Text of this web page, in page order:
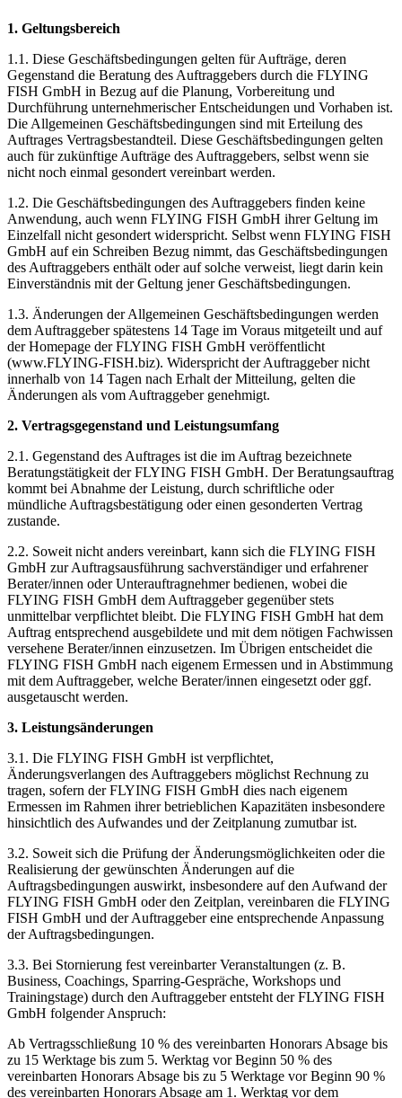
1. Geltungsbereich
1.1. Diese Geschäftsbedingungen gelten für Aufträge, deren
Gegenstand die Beratung des Auftraggebers durch die FLYING
FISH GmbH in Bezug auf die Planung, Vorbereitung und
Durchführung unternehmerischer Entscheidungen und Vorhaben ist.
Die Allgemeinen Geschäftsbedingungen sind mit Erteilung des
Auftrages Vertragsbestandteil. Diese Geschäftsbedingungen gelten
auch für zukünftige Aufträge des Auftraggebers, selbst wenn sie
nicht noch einmal gesondert vereinbart werden.
1.2. Die Geschäftsbedingungen des Auftraggebers finden keine
Anwendung, auch wenn FLYING FISH GmbH ihrer Geltung im
Einzelfall nicht gesondert widerspricht. Selbst wenn FLYING FISH
GmbH auf ein Schreiben Bezug nimmt, das Geschäftsbedingungen
des Auftraggebers enthält oder auf solche verweist, liegt darin kein
Einverständnis mit der Geltung jener Geschäftsbedingungen.
1.3. Änderungen der Allgemeinen Geschäftsbedingungen werden
dem Auftraggeber spätestens 14 Tage im Voraus mitgeteilt und auf
der Homepage der FLYING FISH GmbH veröffentlicht
(www.FLYING-FISH.biz). Widerspricht der Auftraggeber nicht
innerhalb von 14 Tagen nach Erhalt der Mitteilung, gelten die
Änderungen als vom Auftraggeber genehmigt.
2. Vertragsgegenstand und Leistungsumfang
2.1. Gegenstand des Auftrages ist die im Auftrag bezeichnete
Beratungstätigkeit der FLYING FISH GmbH. Der Beratungsauftrag
kommt bei Abnahme der Leistung, durch schriftliche oder
mündliche Auftragsbestätigung oder einen gesonderten Vertrag
zustande.
2.2. Soweit nicht anders vereinbart, kann sich die FLYING FISH
GmbH zur Auftragsausführung sachverständiger und erfahrener
Berater/innen oder Unterauftragnehmer bedienen, wobei die
FLYING FISH GmbH dem Auftraggeber gegenüber stets
unmittelbar verpflichtet bleibt. Die FLYING FISH GmbH hat dem
Auftrag entsprechend ausgebildete und mit dem nötigen Fachwissen
versehene Berater/innen einzusetzen. Im Übrigen entscheidet die
FLYING FISH GmbH nach eigenem Ermessen und in Abstimmung
mit dem Auftraggeber, welche Berater/innen eingesetzt oder ggf.
ausgetauscht werden.
3. Leistungsänderungen
3.1. Die FLYING FISH GmbH ist verpflichtet,
Änderungsverlangen des Auftraggebers möglichst Rechnung zu
tragen, sofern der FLYING FISH GmbH dies nach eigenem
Ermessen im Rahmen ihrer betrieblichen Kapazitäten insbesondere
hinsichtlich des Aufwandes und der Zeitplanung zumutbar ist.
3.2. Soweit sich die Prüfung der Änderungsmöglichkeiten oder die
Realisierung der gewünschten Änderungen auf die
Auftragsbedingungen auswirkt, insbesondere auf den Aufwand der
FLYING FISH GmbH oder den Zeitplan, vereinbaren die FLYING
FISH GmbH und der Auftraggeber eine entsprechende Anpassung
der Auftragsbedingungen.
3.3. Bei Stornierung fest vereinbarter Veranstaltungen (z. B.
Business, Coachings, Sparring-Gespräche, Workshops und
Trainingstage) durch den Auftraggeber entsteht der FLYING FISH
GmbH folgender Anspruch:
Ab Vertragsschließung 10 % des vereinbarten Honorars Absage bis
zu 15 Werktage bis zum 5. Werktag vor Beginn 50 % des
vereinbarten Honorars Absage bis zu 5 Werktage vor Beginn 90 %
des vereinbarten Honorars Absage am 1. Werktag vor dem